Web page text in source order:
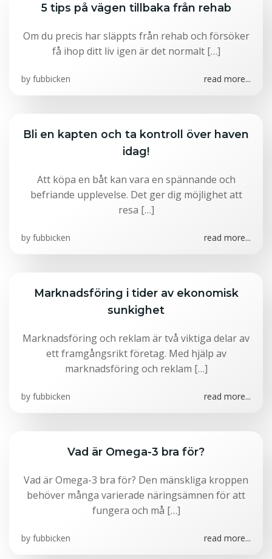
5 tips på vägen tillbaka från rehab
Om du precis har släppts från rehab och försöker
få ihop ditt liv igen är det normalt […]
by fubbicken read more...
Bli en kapten och ta kontroll över haven
idag!
Att köpa en båt kan vara en spännande och
befriande upplevelse. Det ger dig möjlighet att
resa […]
by fubbicken read more...
Marknadsföring i tider av ekonomisk
sunkighet
Marknadsföring och reklam är två viktiga delar av
ett framgångsrikt företag. Med hjälp av
marknadsföring och reklam […]
by fubbicken read more...
Vad är Omega-3 bra för?
Vad är Omega-3 bra för? Den mänskliga kroppen
behöver många varierade näringsämnen för att
fungera och må […]
by fubbicken read more...